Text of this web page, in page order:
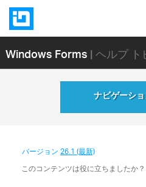
Windows Forms| ヘルプ
ナビゲーシ
バージョン26.1 (最新)
このコンテンツは役に立ちましたか？